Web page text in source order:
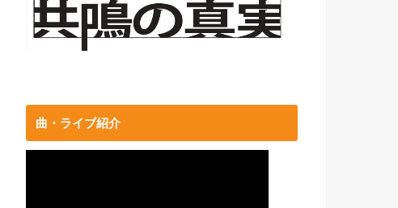
曲・ライブ紹介